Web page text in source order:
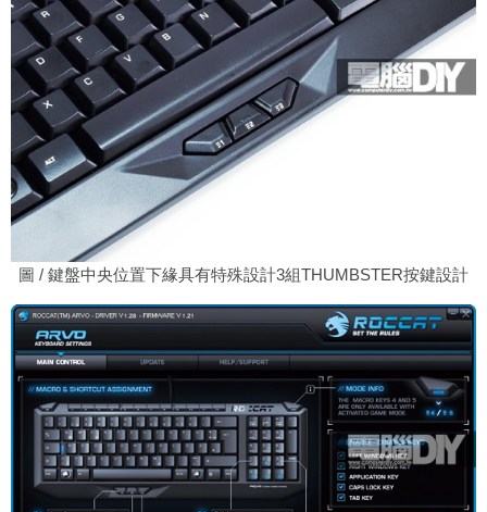
圖 / 鍵盤中央位置下緣具有特殊設計3組THUMBSTER按鍵設計